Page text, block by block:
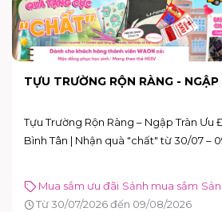
TỰU TRƯỜNG RỘN RÀNG -
Tựu Trường Rộn Ràng – Ngập Tràn Ưu
Bình Tân | Nhận quà "chất" từ 30/07 –
Mua sắm ưu đãi Sảnh mua sắm
Từ 30/07/2026 đến 09/08/2026